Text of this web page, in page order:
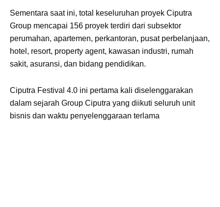
Sementara saat ini, total keseluruhan proyek Ciputra
Group mencapai 156 proyek terdiri dari subsektor
perumahan, apartemen, perkantoran, pusat perbelanjaan,
hotel, resort, property agent, kawasan industri, rumah
sakit, asuransi, dan bidang pendidikan.
Ciputra Festival 4.0 ini pertama kali diselenggarakan
dalam sejarah Group Ciputra yang diikuti seluruh unit
bisnis dan waktu penyelenggaraan terlama